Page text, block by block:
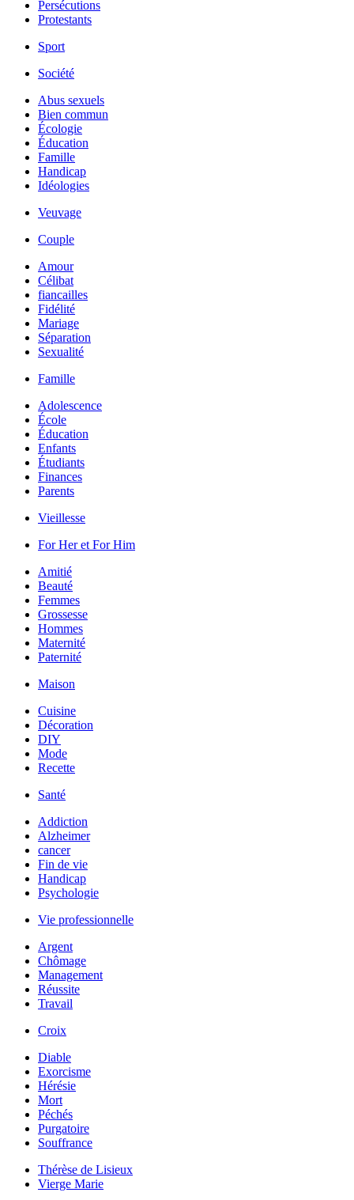
Persécutions
Protestants
Sport
Société
Abus sexuels
Bien commun
Écologie
Éducation
Famille
Handicap
Idéologies
Veuvage
Couple
Amour
Célibat
fiancailles
Fidélité
Mariage
Séparation
Sexualité
Famille
Adolescence
École
Éducation
Enfants
Étudiants
Finances
Parents
Vieillesse
For Her et For Him
Amitié
Beauté
Femmes
Grossesse
Hommes
Maternité
Paternité
Maison
Cuisine
Décoration
DIY
Mode
Recette
Santé
Addiction
Alzheimer
cancer
Fin de vie
Handicap
Psychologie
Vie professionnelle
Argent
Chômage
Management
Réussite
Travail
Croix
Diable
Exorcisme
Hérésie
Mort
Péchés
Purgatoire
Souffrance
Thérèse de Lisieux
Vierge Marie